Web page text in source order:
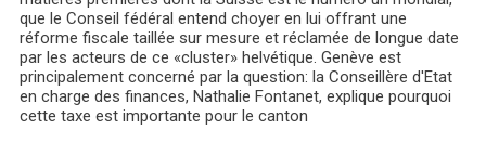
que le Conseil fédéral entend choyer en lui offrant une
réforme fiscale taillée sur mesure et réclamée de longue date
par les acteurs de ce «cluster» helvétique. Genève est
principalement concerné par la question: la Conseillère d'Etat
en charge des finances, Nathalie Fontanet, explique pourquoi
cette taxe est importante pour le canton